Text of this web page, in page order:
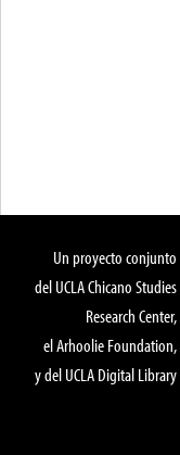
Un proyecto conjunto
del UCLA Chicano Studies
Research Center,
el Arhoolie Foundation,
y del UCLA Digital Library